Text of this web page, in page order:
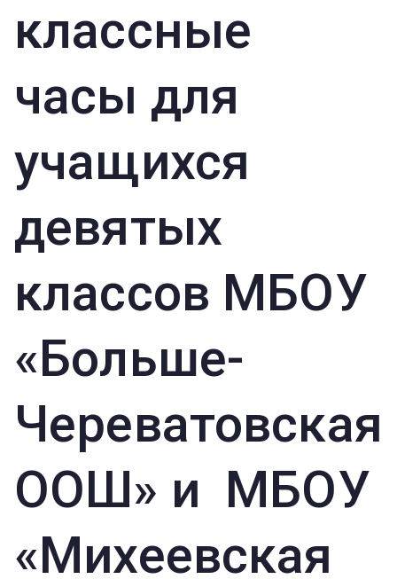
классные
часы для
учащихся
девятых
классов МБОУ
«Больше-
Череватовская
ООШ» и МБОУ
«Михеевская